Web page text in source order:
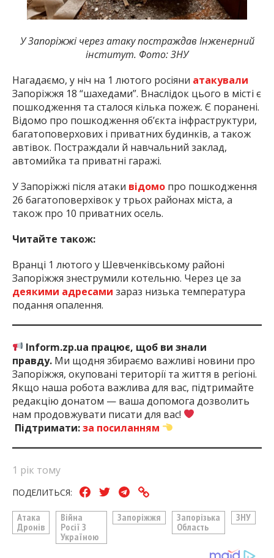
У Запоріжжі через атаку постраждав Інженерний
інститут. Фото: ЗНУ
Нагадаємо, у ніч на 1 лютого росіяни атакували
Запоріжжя 18 “шахедами”. Внаслідок цього в місті є
пошкодження та сталося кілька пожеж. Є поранені.
Відомо про пошкодження обʼєкта інфраструктури,
багатоповерхових і приватних будинків, а також
автівок. Постраждали й навчальний заклад,
автомийка та приватні гаражі.
У Запоріжжі після атаки відомо про пошкодження
26 багатоповерхівок у трьох районах міста, а
також про 10 приватних осель.
Читайте також:
Вранці 1 лютого у Шевченківському районі
Запоріжжя знеструмили котельню. Через це за
деякими адресами зараз низька температура
подання опалення.
Inform.zp.ua працює, щоб ви знали
правду. Ми щодня збираємо важливі новини про
Запоріжжя, окуповані території та життя в регіоні.
Якщо наша робота важлива для вас, підтримайте
редакцію донатом — ваша допомога дозволить
нам продовжувати писати для вас!
Підтримати:за посиланням
1 рік тому
ПОДЕЛИТЬСЯ:
Атака
Дронів
Війна
Росії З
Україною
Запоріжжя
Запорізька
Область
ЗНУ